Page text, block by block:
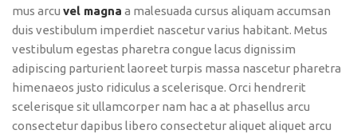
mus arcu vel magna a malesuada cursus aliquam accumsan
duis vestibulum imperdiet nascetur varius habitant. Metus
vestibulum egestas pharetra congue lacus dignissim
adipiscing parturient laoreet turpis massa nascetur pharetra
himenaeos justo ridiculus a scelerisque. Orci hendrerit
scelerisque sit ullamcorper nam hac a at phasellus arcu
consectetur dapibus libero consectetur aliquet aliquet arcu